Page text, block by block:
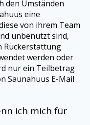
den Umständen
eine
von ihrem Team
unbenutzt sind,
Rückerstattung
werden oder
nur ein Teilbetrag
Saunahuus E-Mail
ich mich für